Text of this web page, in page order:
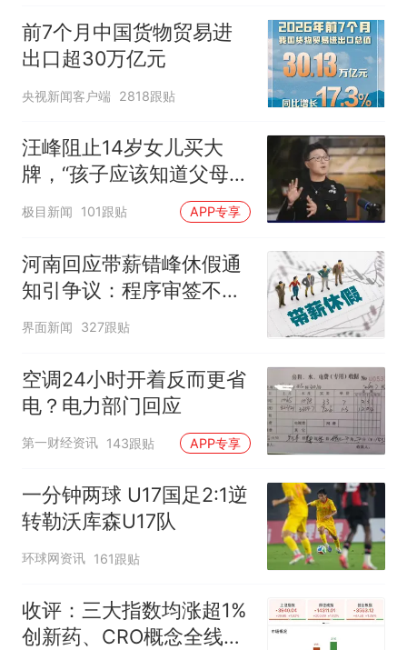
前7个月中国货物贸易进
出口超30万亿元
央视新闻客户端 2818跟贴
汪峰阻止14岁女儿买大
牌，“孩子应该知道父母的
不易”，称自己买衣服80%
极目新闻 101跟贴 APP专享
河南回应带薪错峰休假通
知引争议：程序审签不规
范，待修改后予以印发
界面新闻 327跟贴
空调24小时开着反而更省
电？电力部门回应
第一财经资讯 143跟贴 APP专享
一分钟两球 U17国足2:1逆
转勒沃库森U17队
环球网资讯 161跟贴
收评：三大指数均涨超1%
创新药、CRO概念全线走